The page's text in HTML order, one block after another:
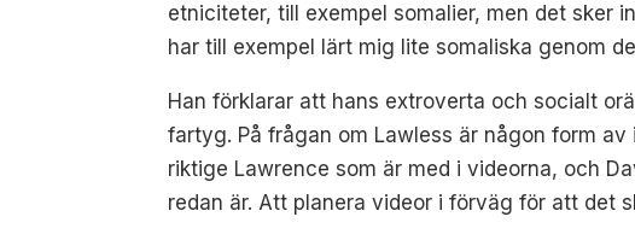
etniciteter, till exempel somalier, men det sker
har till exempel lärt mig lite somaliska genom
Han förklarar att hans extroverta och socialt
fartyg. På frågan om Lawless är någon form
riktige Lawrence som är med i videorna, och
redan är. Att planera videor i förväg för att det